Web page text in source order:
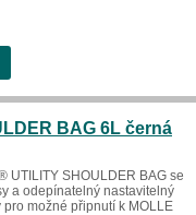
BAG 6L černá
UTILITY SHOULDER BAG se
a odepínatelný nastavitelný
možné připnutí k MOLLE